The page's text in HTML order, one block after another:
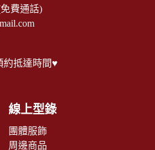
費通話)
約抵達時間♥
線上型錄
團體服飾
周邊商品